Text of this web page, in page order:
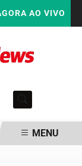
AO VIVO
ÁREAS EM
MENU